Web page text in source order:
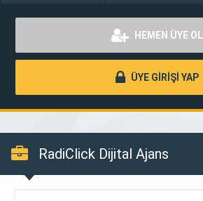
HEMEN ÜYE OL
ÜYE GİRİŞİ YAP
RadiClick Dijital Ajans